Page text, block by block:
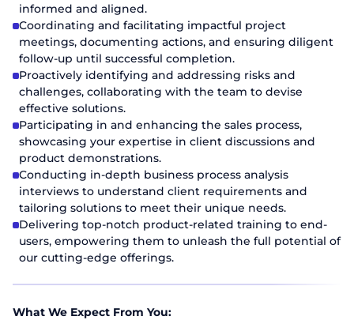
informed and aligned.
Coordinating and facilitating impactful project
meetings, documenting actions, and ensuring diligent
follow-up until successful completion.
Proactively identifying and addressing risks and
challenges, collaborating with the team to devise
effective solutions.
Participating in and enhancing the sales process,
showcasing your expertise in client discussions and
product demonstrations.
Conducting in-depth business process analysis
interviews to understand client requirements and
tailoring solutions to meet their unique needs.
Delivering top-notch product-related training to end-
users, empowering them to unleash the full potential of
our cutting-edge offerings.
What We Expect From You: